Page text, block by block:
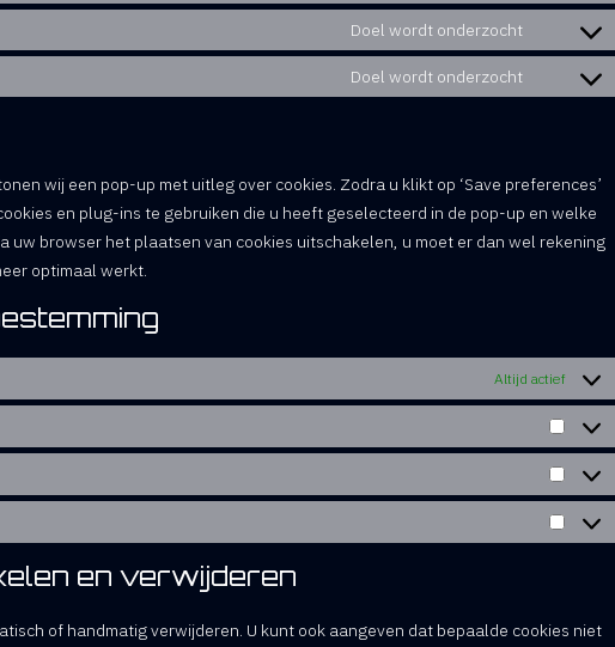
Doel wordt onderzocht
Doel wordt onderzocht
wij een pop-up met uitleg over cookies. Zodra u klikt op ‘Save preferences’
en plug-ins te gebruiken die u heeft geselecteerd in de pop-up en welke
uw browser het plaatsen van cookies uitschakelen, u moet er dan wel rekening
optimaal werkt.
Altijd actief
en verwijderen
of handmatig verwijderen. U kunt ook aangeven dat bepaalde cookies niet